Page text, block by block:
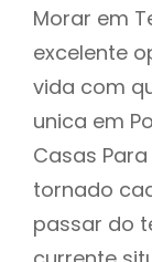
Morar em
excelente
vida com
unica em
Casas
tornado
passar do